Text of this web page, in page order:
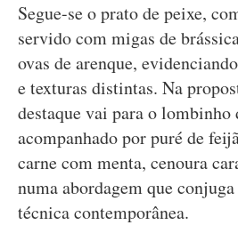
Segue-se o prato de peixe,
servido com migas de
ovas de arenque,
e texturas distintas. Na
destaque vai para o lombinho
acompanhado por puré de
carne com menta, cenoura
numa abordagem que
técnica contemporânea.